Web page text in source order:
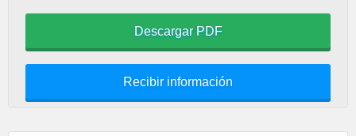
Descargar PDF
Recibir información